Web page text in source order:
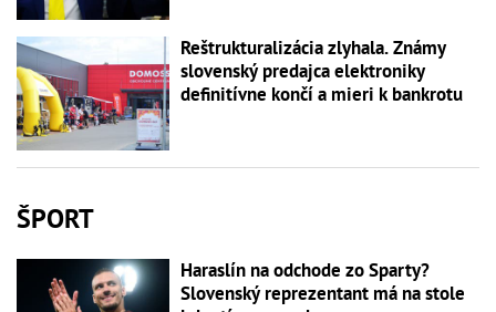
Reštrukturalizácia zlyhala. Známy
slovenský predajca elektroniky
definitívne končí a mieri k bankrotu
ŠPORT
Haraslín na odchode zo Sparty?
Slovenský reprezentant má na stole